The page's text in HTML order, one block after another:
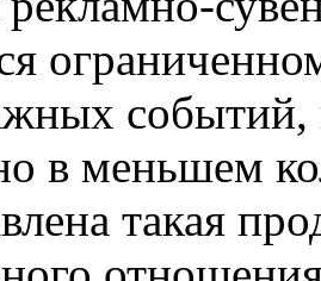
событий,
в меньшем
такая